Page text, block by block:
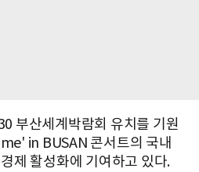
부산세계박람회 유치를 기원
in BUSAN 콘서트의 국내
제 활성화에 기여하고 있다.